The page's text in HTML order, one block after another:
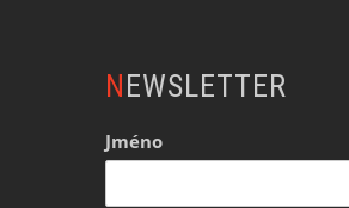
vybrat
NEWSLETTER
Jméno